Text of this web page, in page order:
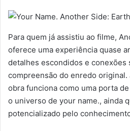
Para quem já assistiu ao filme,
oferece uma experiência quase
detalhes escondidos e conexões
compreensão do enredo
obra funciona como uma porta
o universo de your name., ainda
potencializado pelo